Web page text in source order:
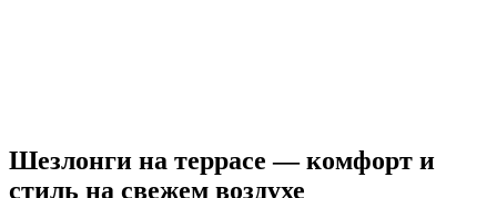
Шезлонги на террасе — комфорт и
стиль на свежем воздухе